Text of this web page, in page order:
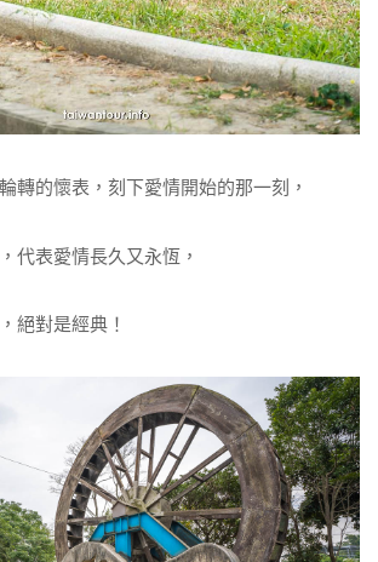
轉的懷表，刻下愛情開始的那一刻，
代表愛情長久又永恆，
絕對是經典！